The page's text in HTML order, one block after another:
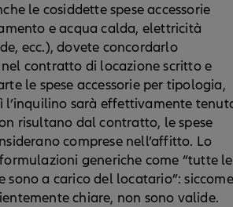
le cosiddette spese accessorie
e acqua calda, elettricità
ecc.), dovete concordarlo
contratto di locazione scritto e
le spese accessorie per tipologia,
l’inquilino sarà effettivamente
risultano dal contratto, le spese
comprese nell’affitto. Lo
generiche come “tutte le
sono a carico del locatario”: siccome
chiare, non sono valide.